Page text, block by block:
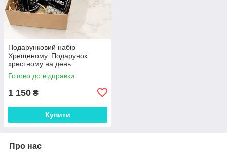
Подарунковий набір
Хрещеному. Подарунок
хрестному на день
народження
Готово до відправки
1 150 ₴
Купити
Про нас